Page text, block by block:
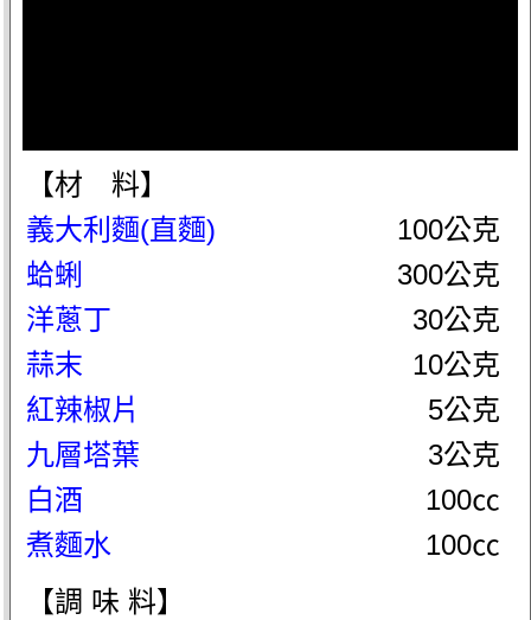
【材 料】
義大利麵(直麵)
100公克
蛤蜊
300公克
洋蔥丁
30公克
蒜末
10公克
紅辣椒片
5公克
九層塔葉
3公克
白酒
100㏄
煮麵水
100㏄
【調 味 料】